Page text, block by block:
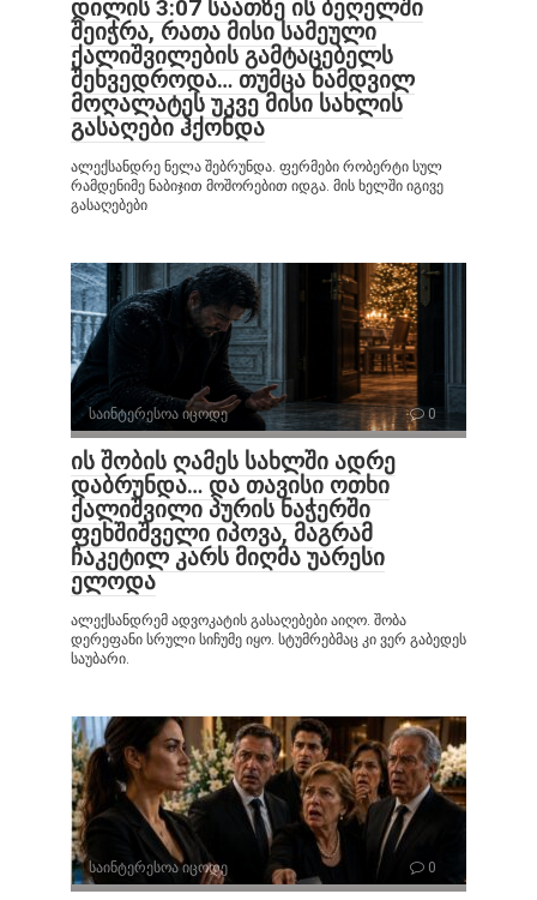
დილის 3:07 საათზე ის ბეღელში
შეიჭრა, რათა მისი სამეული
ქალიშვილების გამტაცებელს
შეხვედროდა… თუმცა ნამდვილ
მოღალატეს უკვე მისი სახლის
გასაღები ჰქონდა
ალექსანდრე ნელა შებრუნდა. ფერმები რობერტი სულ
რამდენიმე ნაბიჯით მოშორებით იდგა. მის ხელში იგივე
გასაღებები
საინტერესოა იცოდე 0
ის შობის ღამეს სახლში ადრე
დაბრუნდა… და თავისი ოთხი
ქალიშვილი პურის ნაჭერში
ფეხშიშველი იპოვა, მაგრამ
ჩაკეტილ კარს მიღმა უარესი
ელოდა
ალექსანდრემ ადვოკატის გასაღებები აიღო. შობა
დერეფანი სრული სიჩუმე იყო. სტუმრებმაც კი ვერ გაბედეს
საუბარი.
საინტერესოა იცოდე 0